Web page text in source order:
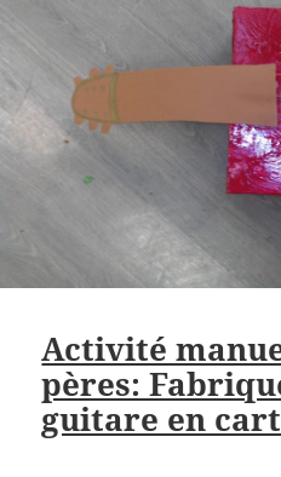
Activité
pères:
guitare en